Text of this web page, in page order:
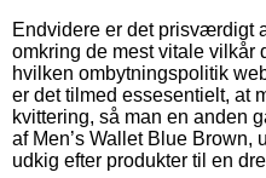
Endvidere er det prisværdigt
omkring de mest vitale vilkår
hvilken ombytningspolitik
er det tilmed essesentielt, at
kvittering, så man en anden
af Men’s Wallet Blue Brown,
udkig efter produkter til en